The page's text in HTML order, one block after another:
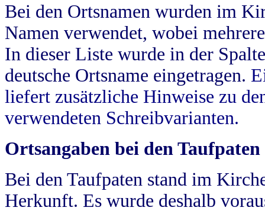
Bei den Ortsnamen wurden im
Namen verwendet, wobei
In dieser Liste wurde in der
deutsche Ortsname eingetragen.
liefert zusätzliche Hinweise zu
verwendeten Schreibvarianten.
Ortsangaben bei den Taufpaten
Bei den Taufpaten stand im
Herkunft. Es wurde deshalb